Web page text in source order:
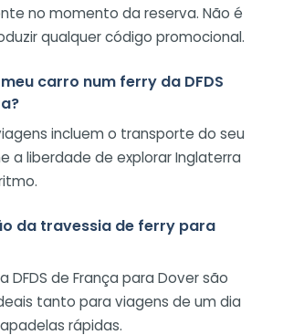
no momento da reserva. Não é
qualquer código promocional.
carro num ferry da DFDS
incluem o transporte do seu
a liberdade de explorar Inglaterra
da travessia de ferry para
DFDS de França para Dover são
tanto para viagens de um dia
rápidas.